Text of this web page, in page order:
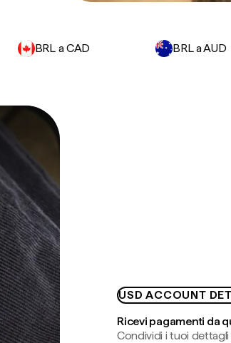
BRL a CAD BRL a AUD
USD ACCOUNT
Ricevi pagamenti da
Condividi i tuoi dettagli